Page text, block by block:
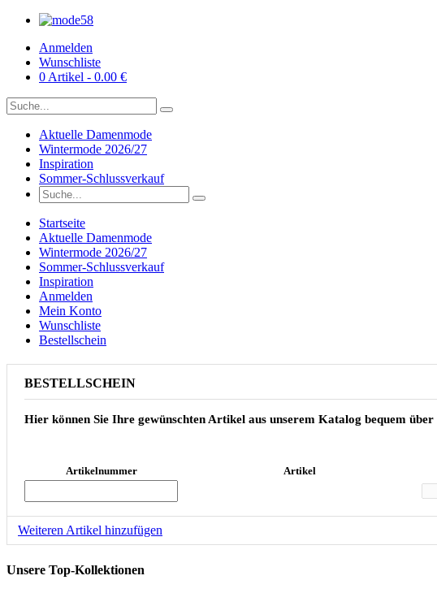
Anmelden
Wunschliste
0 Artikel - 0.00 €
Aktuelle Damenmode
Wintermode 2026/27
Inspiration
Sommer-Schlussverkauf
Startseite
Aktuelle Damenmode
Wintermode 2026/27
Sommer-Schlussverkauf
Inspiration
Anmelden
Mein Konto
Wunschliste
Bestellschein
BESTELLSCHEIN
Hier können Sie Ihre gewünschten Artikel aus unserem Katalog bequem
Artikelnummer Artikel
Weiteren Artikel hinzufügen
Unsere Top-Kollektionen